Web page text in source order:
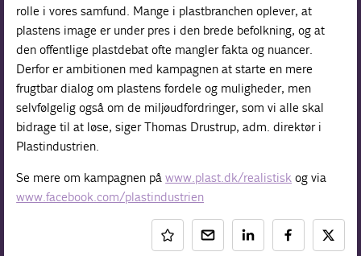
rolle i vores samfund. Mange i plastbranchen oplever, at
plastens image er under pres i den brede befolkning, og at
den offentlige plastdebat ofte mangler fakta og nuancer.
Derfor er ambitionen med kampagnen at starte en mere
frugtbar dialog om plastens fordele og muligheder, men
selvfølgelig også om de miljøudfordringer, som vi alle skal
bidrage til at løse, siger Thomas Drustrup, adm. direktør i
Plastindustrien.
Se mere om kampagnen påwww.plast.dk/realistisk og via
www.facebook.com/plastindustrien